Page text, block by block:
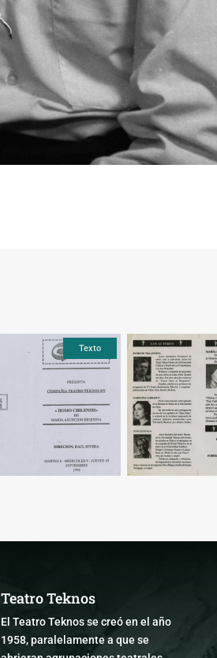
Texto
Teatro Teknos
El Teatro Teknos se creó en el año
1958, paralelamente a que se